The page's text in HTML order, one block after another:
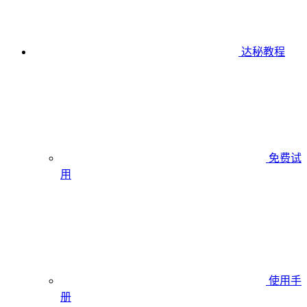
达秘教程
免费试
用
使用手
册